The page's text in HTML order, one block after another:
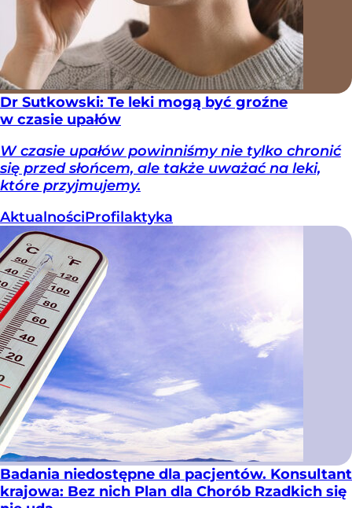
Dr Sutkowski: Te leki mogą być groźne
w czasie upałów
W czasie upałów powinniśmy nie tylko chronić
się przed słońcem, ale także uważać na leki,
które przyjmujemy.
AktualnościProfilaktyka
Badania niedostępne dla pacjentów. Konsultant
krajowa: Bez nich Plan dla Chorób Rzadkich się